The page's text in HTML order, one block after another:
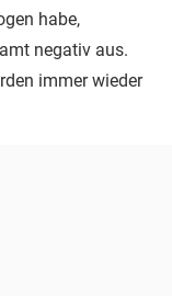
habe,
negativ aus.
immer wieder